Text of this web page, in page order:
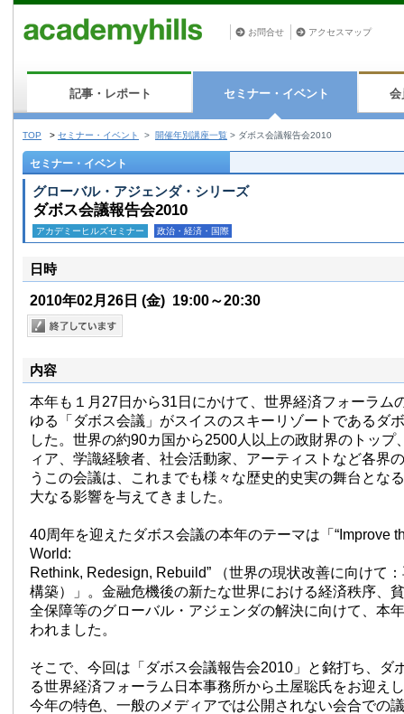
お問合せ アクセスマップ
記事・レポート セミナー・イベント 会
TOP > セミナー・イベント > 開催年別講座一覧 > ダボス会議報告会2010
セミナー・イベント
グローバル・アジェンダ・シリーズ
ダボス会議報告会2010
アカデミーヒルズセミナー 政治・経済・国際
日時
2010年02月26日 (金) 19:00～20:30
内容
本年も１月27日から31日にかけて、世界経済フォーラム
ゆる「ダボス会議」がスイスのスキーリゾートであるダ
した。世界の約90カ国から2500人以上の政財界のトップ
ィア、学識経験者、社会活動家、アーティストなど各界
うこの会議は、これまでも様々な歴史的史実の舞台とな
大なる影響を与えてきました。
40周年を迎えたダボス会議の本年のテーマは「“Improve
World:
Rethink, Redesign, Rebuild” （世界の現状改善に向けて
構築）」。金融危機後の新たな世界における経済秩序、
全保障等のグローバル・アジェンダの解決に向けて、本
われました。
そこで、今回は「ダボス会議報告会2010」と銘打ち、ダ
る世界経済フォーラム日本事務所から土屋聡氏をお迎え
今年の特色、一般のメディアでは公開されない会合での